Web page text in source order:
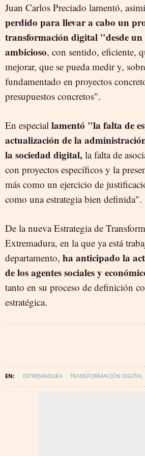
Juan Carlos Preciado lamentó,
perdido para llevar a cabo un
transformación digital "desde
ambicioso, con sentido, eficiente,
mejorar, que se pueda medir y,
fundamentado en proyectos
presupuestos concretos".
En especial lamentó "la falta de
actualización de la
la sociedad digital, la falta de
con proyectos específicos y la
más como un ejercicio de
como una estrategia bien definida".
De la nueva Estrategia de
Extremadura, en la que ya está
departamento, ha anticipado la
de los agentes sociales y
tanto en su proceso de definición
estratégica.
EXTREMADURA TRANSFORMACIÓN DIGITAL